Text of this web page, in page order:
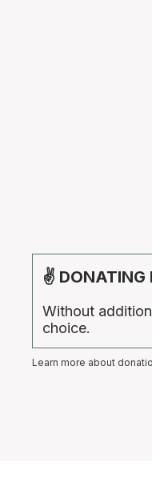
✌ DONATING
Without
choice.
Learn more about